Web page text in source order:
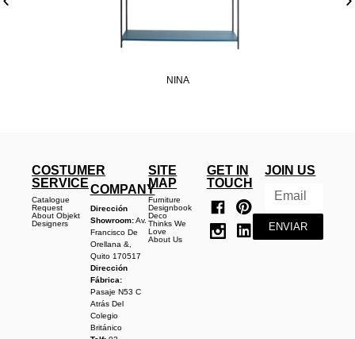
NINA
COSTUMER
SERVICE
Catalogue
Request
About Objekt
Designers
COMPANY
Dirección
Showroom:Av.
Francisco De
Orellana &,
Quito 170517
Dirección
Fábrica:
Pasaje N53 C
Atrás Del
Colegio
Británico
SITE
MAP
Furniture
Designbook
Deco
Thinks We
Love
About Us
GET IN
TOUCH
JOIN US
ENVIAR